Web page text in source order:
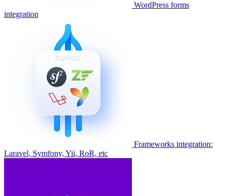
WordPress forms
integration
Frameworks integration:
Laravel, Symfony, Yii, RoR, etc